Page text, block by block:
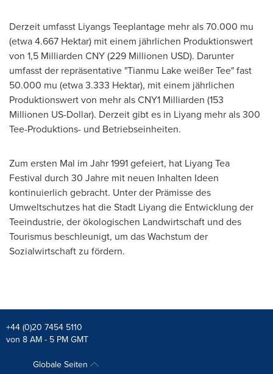
Derzeit umfasst Liyangs Teeplantage mehr als 70.000 mu
(etwa 4.667 Hektar) mit einem jährlichen Produktionswert
von 1,5 Milliarden CNY (229 Millionen USD). Darunter
umfasst der repräsentative "Tianmu Lake weißer Tee" fast
50.000 mu (etwa 3.333 Hektar), mit einem jährlichen
Produktionswert von mehr alsCNY1 Milliarden (153
Millionen US-Dollar). Derzeit gibt es in Liyang mehr als 300
Tee-Produktions- und Betriebseinheiten.
Zum ersten Mal im Jahr 1991 gefeiert, hat Liyang Tea
Festival durch 30 Jahre mit neuen Inhalten Ideen
kontinuierlich gebracht. Unter der Prämisse des
Umweltschutzes hat die Stadt Liyang die Entwicklung der
Teeindustrie, der ökologischen Landwirtschaft und des
Tourismus beschleunigt, um das Wachstum der
Sozialwirtschaft zu fördern.
+44 (0)20 7454 5110
von 8 AM - 5 PM GMT
Globale Seiten